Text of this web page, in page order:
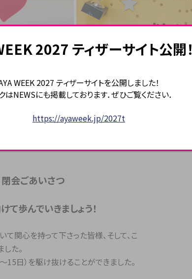
AYAアワードとは
会ごあいさつ
て歩んでいきましょう！
関心を持って下さった皆様、そして、こ
た。
15日）を駆け抜けることができました。
2027 ティザーサイト公開！
WEEK 2027 ティザーサイトを公開しました！
はNEWSにも掲載しております．ぜひご覧ください．
https://ayaweek.jp/2027t